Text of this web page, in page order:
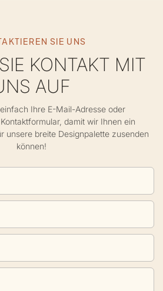
SIE UNS
KONTAKT MIT
AUF
Ihre E-Mail-Adresse oder
damit wir Ihnen ein
unsere breite Designpalette zusenden
können!